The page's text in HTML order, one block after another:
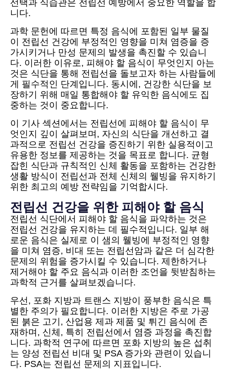
선택과 식습관은 전립선 예방에서 중요한 역할을 합
니다.
과학 문헌에 따르면 특정 음식에 포함된 일부 물질
이 전립선 건강에 부정적인 영향을 미쳐 염증을 증
가시키거나 만성 문제의 발생을 촉진할 수 있습니
다. 이러한 이유로, 피해야 할 음식이 무엇인지 아는
것은 식단을 통해 전립선을 돌보고자 하는 사람들에
게 필수적인 단계입니다. 동시에, 건강한 식단을 보
장하기 위해 매일 통합해야 할 유익한 음식에도 집
중하는 것이 중요합니다.
이 기사 섹션에서는 전립선에 피해야 할 음식이 무
엇인지 깊이 살펴보며, 자신의 식단을 개선하고 결
과적으로 전립선 건강을 증진하기 위한 실용적이고
유용한 정보를 제공하는 것을 목표로 합니다. 균형
잡힌 식단과 규칙적인 신체 활동을 포함하는 건강한
생활 방식이 전립선과 전체 신체의 웰빙을 유지하기
위한 최고의 예방 전략임을 기억합시다.
전립선 건강을 위한 피해야 할 음식
전립선 식단에서 피해야 할 음식을 파악하는 것은
전립선 건강을 유지하는 데 필수적입니다. 일부 해
로운 음식은 실제로 이 샘의 웰빙에 부정적인 영향
을 미쳐 염증, 비대 또는 전립선암과 같은 더 심각한
문제의 위험을 증가시킬 수 있습니다. 제한하거나
제거해야 할 주요 음식과 이러한 조언을 뒷받침하는
과학적 근거를 살펴보겠습니다.
우선, 포화 지방과 트랜스 지방이 풍부한 음식은 특
별한 주의가 필요합니다. 이러한 지방은 주로 가공
된 붉은 고기, 산업용 제과 제품 및 튀긴 음식에 존
재하며, 신체, 특히 전립선에서 염증 과정을 촉진합
니다. 과학적 연구에 따르면 포화 지방의 높은 섭취
는 양성 전립선 비대 및 PSA 증가와 관련이 있습니
다. PSA는 전립선 문제의 지표입니다.